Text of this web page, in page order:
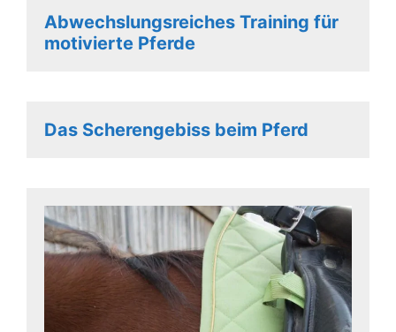
Abwechslungsreiches Training für
motivierte Pferde
Das Scherengebiss beim Pferd